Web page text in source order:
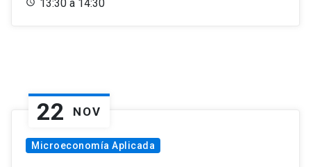
13:30 a 14:30
22 NOV
Microeconomía Aplicada